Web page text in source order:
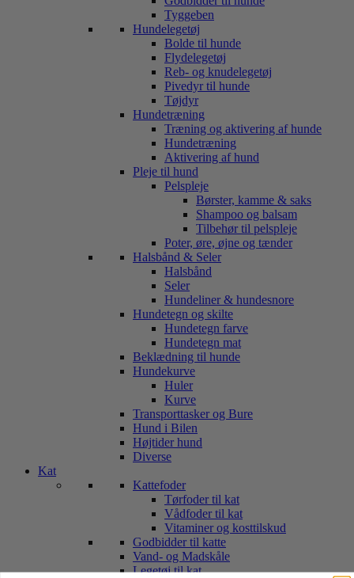
Tyggeben
Hundelegetøj
Bolde til hunde
Flydelegetøj
Reb- og knudelegetøj
Pivedyr til hunde
Tøjdyr
Hundetræning
Træning og aktivering af hunde
Hundetræning
Aktivering af hund
Pleje til hund
Pelspleje
Børster, kamme & saks
Shampoo og balsam
Tilbehør til pelspleje
Poter, øre, øjne og tænder
Halsbånd & Seler
Halsbånd
Seler
Hundeliner & hundesnore
Hundetegn og skilte
Hundetegn farve
Hundetegn mat
Beklædning til hunde
Hundekurve
Huler
Kurve
Transporttasker og Bure
Hund i Bilen
Højtider hund
Diverse
Kat
Kattefoder
Tørfoder til kat
Vådfoder til kat
Vitaminer og kosttilskud
Godbidder til katte
Vand- og Madskåle
Legetøj til kat